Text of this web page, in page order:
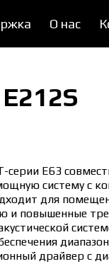
О нас
серии E63
систему с
для
и повышенные
драйвер с